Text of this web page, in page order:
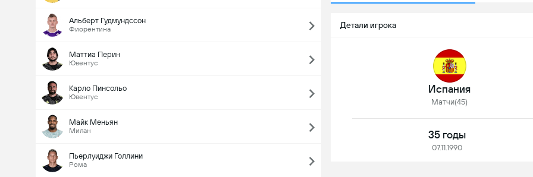
Альберт Гудмундссон
Фиорентина
Маттиа Перин
Ювентус
Карло Пинсольо
Ювентус
Майк Меньян
Милан
Пьерлуиджи Голлини
Рома
Детали игрока
Испания
Матчи(45)
35 годы
07.11.1990